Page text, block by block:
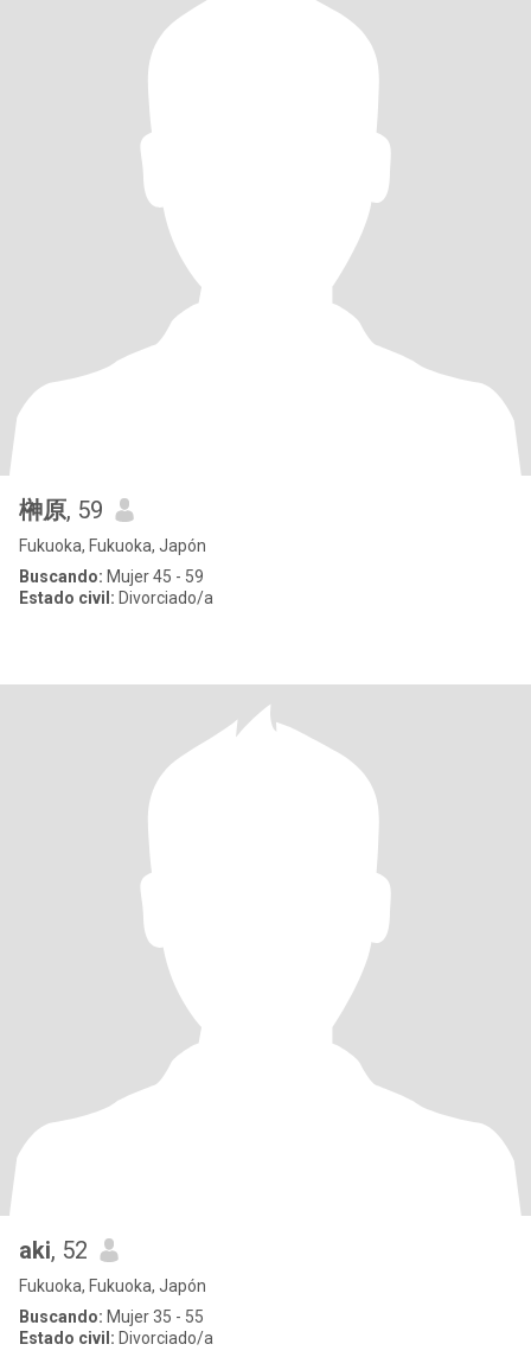
榊原, 59
Fukuoka, Fukuoka, Japón
Buscando: Mujer 45 - 59
Estado civil: Divorciado/a
aki, 52
Fukuoka, Fukuoka, Japón
Buscando: Mujer 35 - 55
Estado civil: Divorciado/a